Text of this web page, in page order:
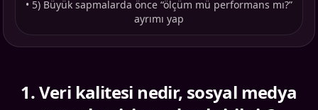
• 5) Büyük sapmalarda önce “ölçüm mü performans mı?”
ayrımı yap
1.Veri kalitesi nedir, sosyal medya